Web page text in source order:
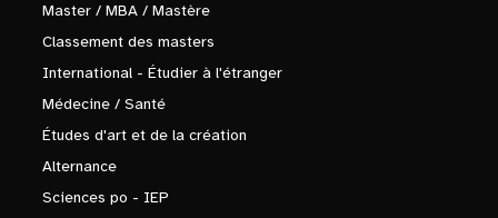
Master / MBA / Mastère
Classement des masters
International - Étudier à l'étranger
Médecine / Santé
Études d'art et de la création
Alternance
Sciences po - IEP